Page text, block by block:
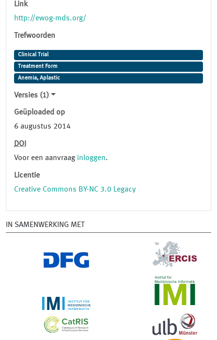
Link
http://ewog-mds.org/
Trefwoorden
Clinical Trial
Treatment Form
Anemia, Aplastic
Versies (1)
Geüploaded op
6 augustus 2014
DOI
Voor een aanvraag inloggen.
Licentie
Creative Commons BY-NC 3.0 Legacy
IN SAMENWERKING MET